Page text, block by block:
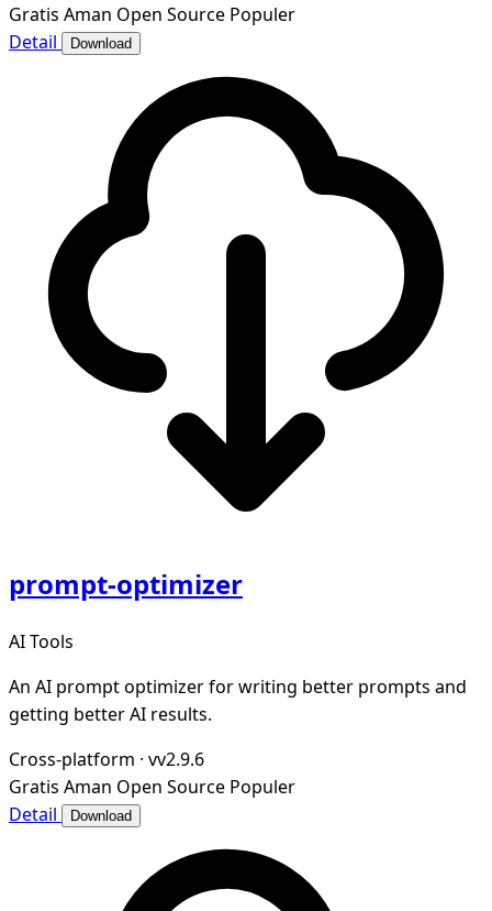
Gratis Aman Open Source Populer
Detail
Download
prompt-optimizer
AI Tools
An AI prompt optimizer for writing better prompts and
getting better AI results.
Cross-platform · vv2.9.6
Gratis Aman Open Source Populer
Detail
Download